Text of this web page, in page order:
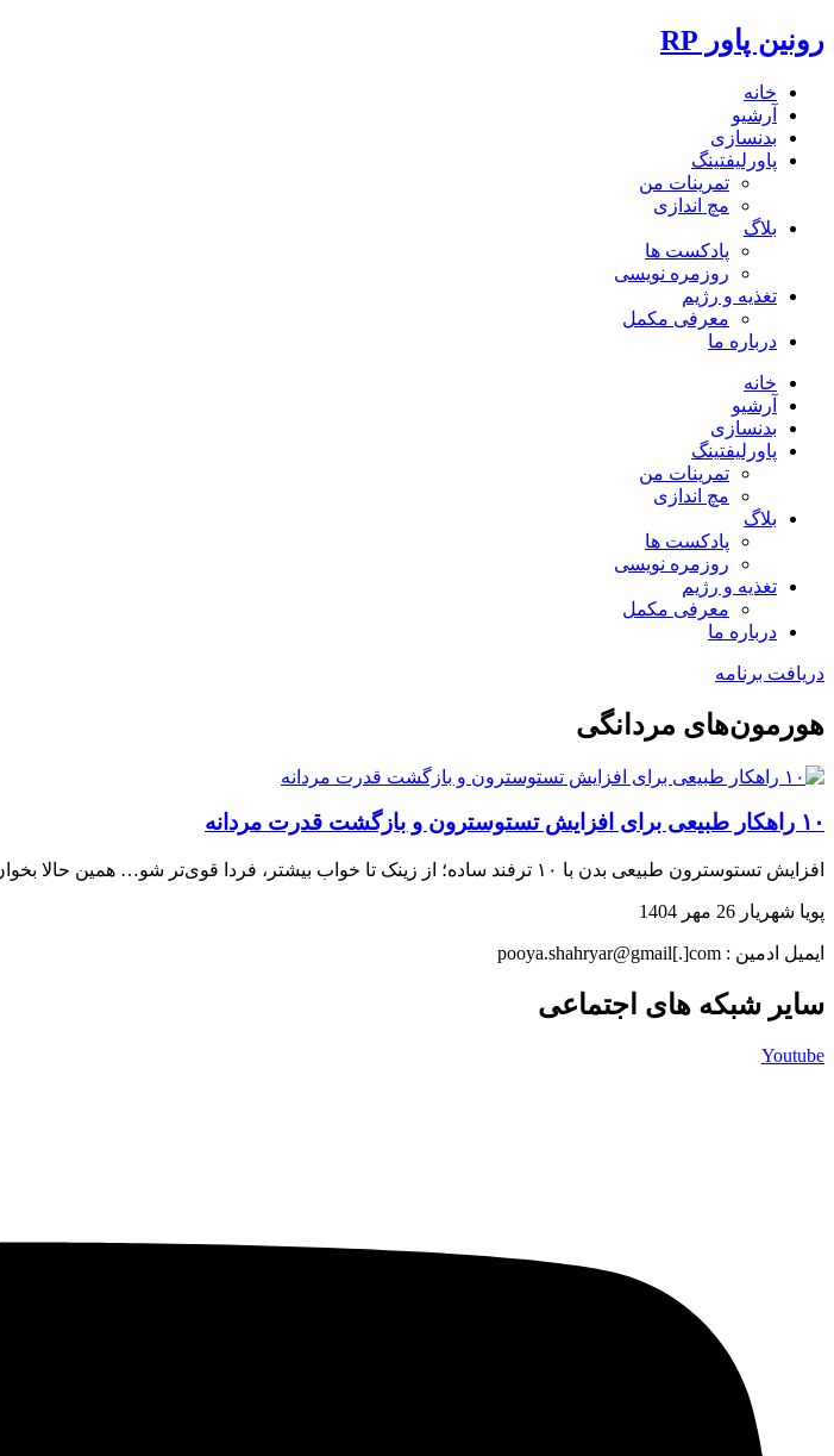
رونین پاور RP
خانه
آرشیو
بدنسازی
پاورلیفتینگ
تمرینات من
مچ اندازی
بلاگ
پادکست ها
روزمره نویسی
تغذیه و رژیم
معرفی مکمل
درباره ما
خانه
آرشیو
بدنسازی
پاورلیفتینگ
تمرینات من
مچ اندازی
بلاگ
پادکست ها
روزمره نویسی
تغذیه و رژیم
معرفی مکمل
درباره ما
دریافت برنامه
هورمون‌های مردانگی
۱۰ راهکار طبیعی برای افزایش تستوسترون و بازگشت قدرت مردانه
افزایش تستوسترون طبیعی بدن با ۱۰ ترفند ساده؛ از زینک تا خواب بیشتر، فردا قوی‌تر شو… همین حالا بخوان و شروع کن!
پویا شهریار 26 مهر 1404
ایمیل ادمین : pooya.shahryar@gmail[.]com
سایر شبکه های اجتماعی
Youtube